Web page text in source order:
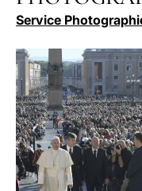
Service